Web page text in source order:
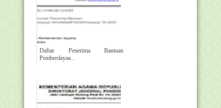
Daftar Penerima Bantuan
Pemberdayaa...